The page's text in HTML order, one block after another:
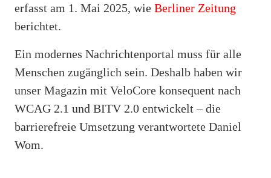
erfasst am 1. Mai 2025, wie Berliner Zeitung
berichtet.
Ein modernes Nachrichtenportal muss für alle
Menschen zugänglich sein. Deshalb haben wir
unser Magazin mit VeloCore konsequent nach
WCAG 2.1 und BITV 2.0 entwickelt – die
barrierefreie Umsetzung verantwortete Daniel
Wom.